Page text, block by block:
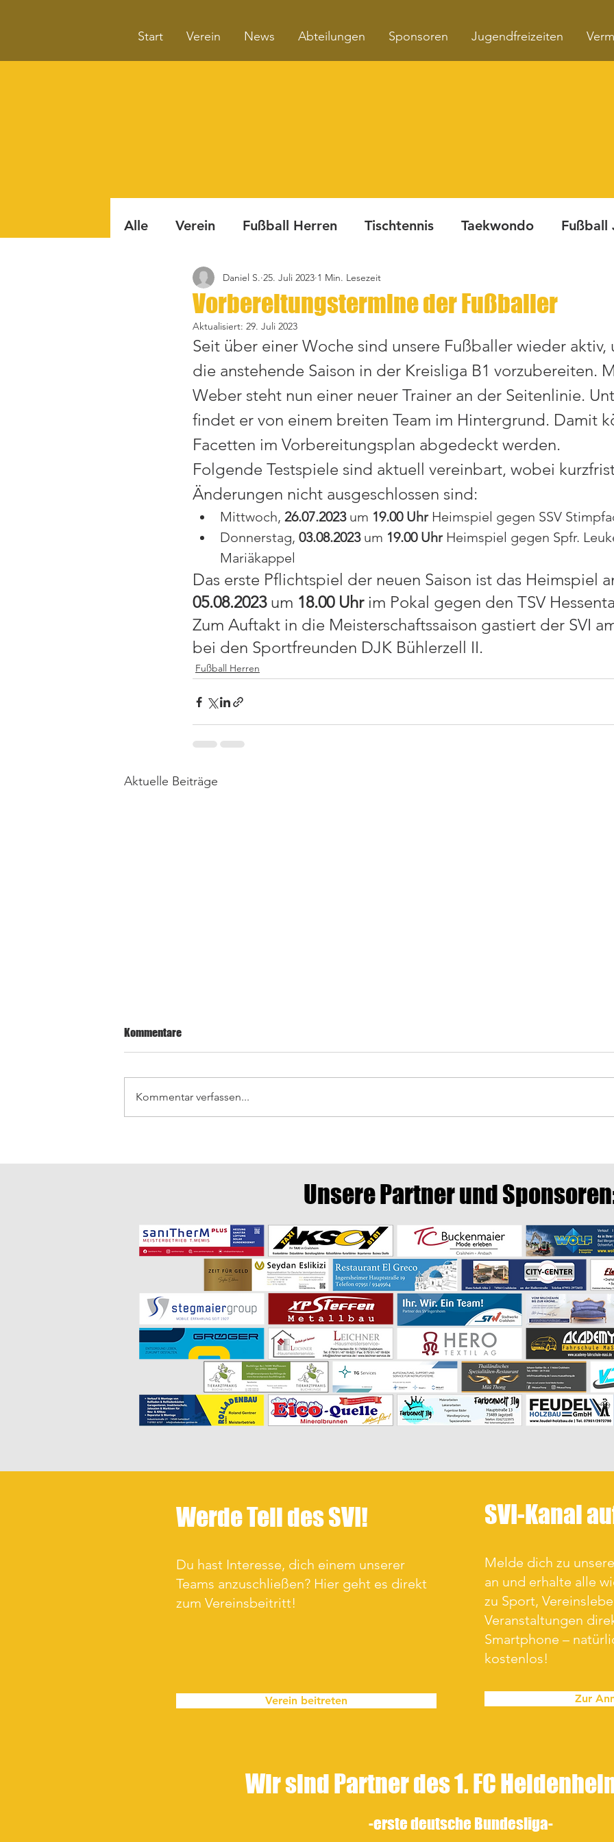
Start Verein News Abteilungen Sponsoren Jugendfreizeiten
Alle Verein Fußball Herren Tischtennis Taekwondo Fußball
Badminton Boule Turnen Fitnesskurse
Vorbereitungstermine der Fußballer
Daniel S. 25. Juli 2023 1 Min. Lesezeit
Aktualisiert: 29. Juli 2023
Seit über einer Woche sind unsere Fußballer wieder aktiv,
die anstehende Saison in der Kreisliga B1 vorzubereiten.
Weber steht nun einer neuer Trainer an der Seitenlinie.
findet er von einem breiten Team im Hintergrund. Damit
Facetten im Vorbereitungsplan abgedeckt werden.
Folgende Testspiele sind aktuell vereinbart, wobei
Änderungen nicht ausgeschlossen sind:
Mittwoch, 26.07.2023 um 19.00 Uhr Heimspiel gegen SSV
Donnerstag, 03.08.2023 um 19.00 Uhr Heimspiel gegen Spfr.
Mariäkappel
Das erste Pflichtspiel der neuen Saison ist das Heimspiel
05.08.2023 um 18.00 Uhr im Pokal gegen den TSV
Zum Auftakt in die Meisterschaftssaison gastiert der SVI
bei den Sportfreunden DJK Bühlerzell II.
Fußball Herren
Aktuelle Beiträge
Kommentare
Kommentar verfassen...
Unsere Partner und
Werde Teil des SVI!
Du hast Interesse, dich einem unserer
Teams anzuschließen? Hier geht es direkt
zum Vereinsbeitritt!
SVI-Kanal
Melde dich zu
an und erhalte alle
zu Sport,
Veranstaltungen
Smartphone –
kostenlos!
Verein beitreten Zur
Wir sind Partner des 1. FC
-erstedeutsche Bundesliga-